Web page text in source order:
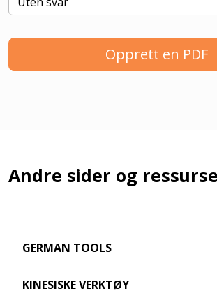
Opprett en PDF
Andre sider og
GERMAN TOOLS
KINESISKE VERKTØY